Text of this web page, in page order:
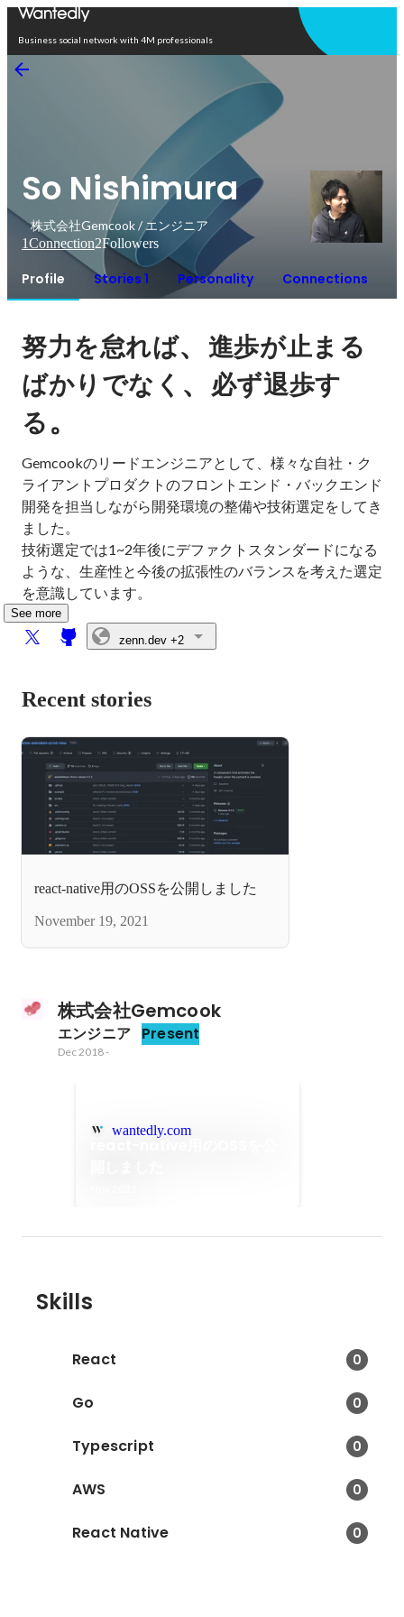
Business social network with 4M professionals
So Nishimura
株式会社Gemcook / エンジニア
1Connection2Followers
Profile Stories 1 Personality Connections
努力を怠れば、 進歩が止まる
ばかりでなく 、 必ず退歩す
る。
Gemcookのリードエンジニアとして、様々な自社・ク
ライアントプロダクトのフロントエンド・バックエンド
開発を担当しながら開発環境の整備や技術選定をしてき
ました。
技術選定では1~2年後にデファクトスタンダードになる
ような、生産性と今後の拡張性のバランスを考えた選定
を意識しています。
See more
zenn.dev +2
Recent stories
react-native用のOSSを公開しました
November 19, 2021
株式会社Gemcook
エンジニア Present
Dec 2018-
wantedly.com
Skills
React 0
Go 0
Typescript 0
AWS 0
React Native 0